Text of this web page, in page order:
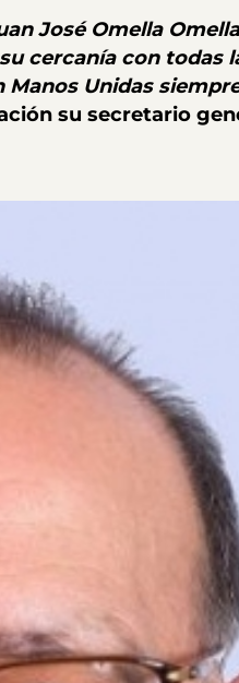
José Omella
cercanía con todas
Unidas
su secretario